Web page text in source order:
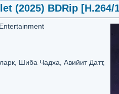
(2025) BDRip [H.264/
Шиба Чадха, Авийит Датт,